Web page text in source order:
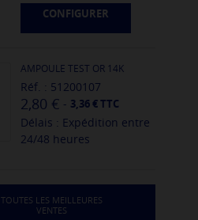
CONFIGURER
AMPOULE TEST OR 14K
Réf. : 51200107
2,80 € - 3,36 € TTC
Délais : Expédition entre
24/48 heures
TOUTES LES MEILLEURES
VENTES